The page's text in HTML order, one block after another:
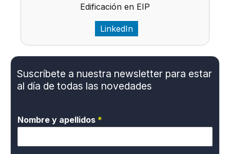
Edificación en EIP
LinkedIn
Suscríbete a nuestra newsletter para estar
al día de todas las novedades
Nombre y apellidos *